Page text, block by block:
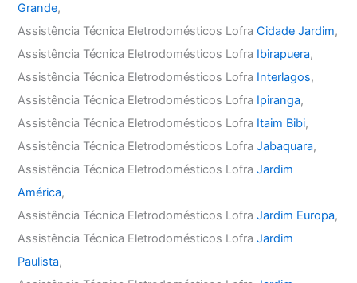
Grande,
Assistência Técnica Eletrodomésticos LofraCidade Jardim,
Assistência Técnica Eletrodomésticos Lofra Ibirapuera,
Assistência Técnica Eletrodomésticos Lofra Interlagos,
Assistência Técnica Eletrodomésticos Lofra Ipiranga,
Assistência Técnica Eletrodomésticos Lofra Itaim Bibi,
Assistência Técnica Eletrodomésticos LofraJabaquara,
Assistência Técnica Eletrodomésticos LofraJardim
América,
Assistência Técnica Eletrodomésticos LofraJardim Europa,
Assistência Técnica Eletrodomésticos LofraJardim
Paulista,